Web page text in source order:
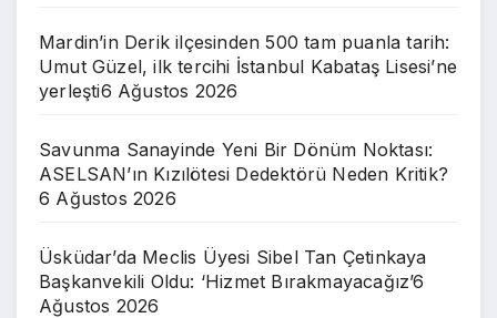
Mardin’in Derik ilçesinden 500 tam puanla tarih:
Umut Güzel, ilk tercihi İstanbul Kabataş Lisesi’ne
yerleşti6 Ağustos 2026
Savunma Sanayinde Yeni Bir Dönüm Noktası:
ASELSAN’ın Kızılötesi Dedektörü Neden Kritik?
6 Ağustos 2026
Üsküdar’da Meclis Üyesi Sibel Tan Çetinkaya
Başkanvekili Oldu: ‘Hizmet Bırakmayacağız’6
Ağustos 2026